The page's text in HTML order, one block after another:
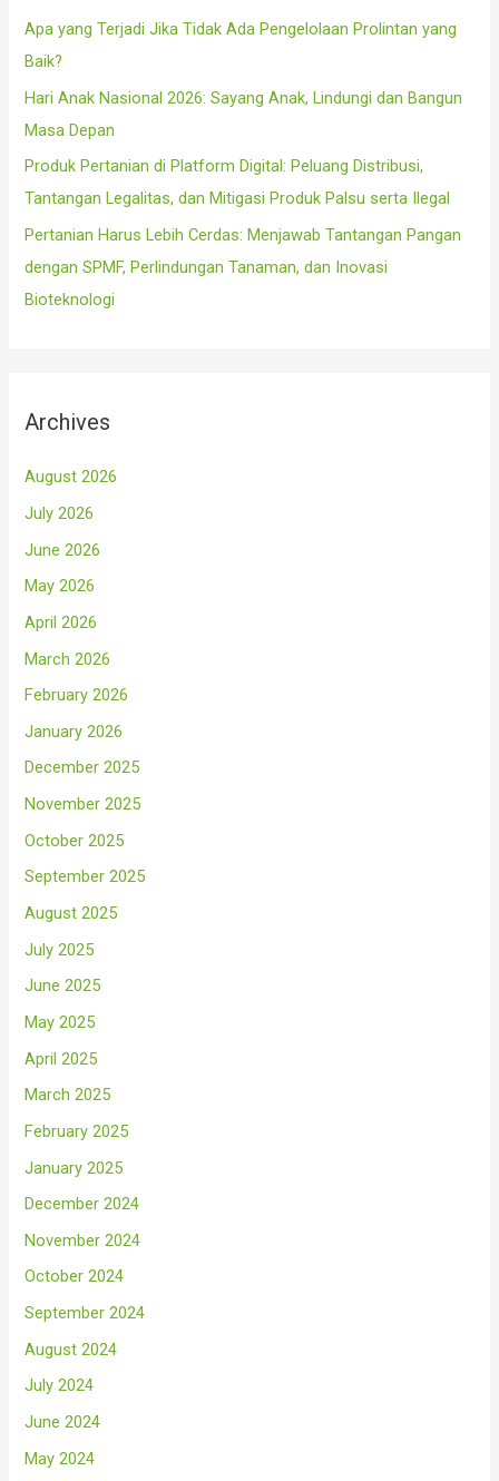
Apa yang Terjadi Jika Tidak Ada Pengelolaan Prolintan yang
Baik?
Hari Anak Nasional 2026: Sayang Anak, Lindungi dan Bangun
Masa Depan
Produk Pertanian di Platform Digital: Peluang Distribusi,
Tantangan Legalitas, dan Mitigasi Produk Palsu serta Ilegal
Pertanian Harus Lebih Cerdas: Menjawab Tantangan Pangan
dengan SPMF, Perlindungan Tanaman, dan Inovasi
Bioteknologi
Archives
August 2026
July 2026
June 2026
May 2026
April 2026
March 2026
February 2026
January 2026
December 2025
November 2025
October 2025
September 2025
August 2025
July 2025
June 2025
May 2025
April 2025
March 2025
February 2025
January 2025
December 2024
November 2024
October 2024
September 2024
August 2024
July 2024
June 2024
May 2024